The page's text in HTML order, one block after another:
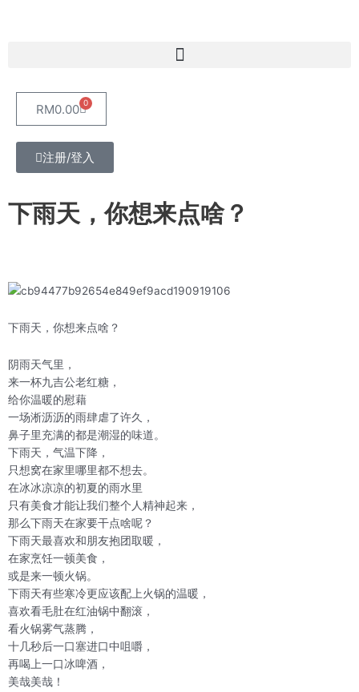
Menu
RM0.00 0Cart
注册/登入
下雨天，你想来点啥？
下雨天，你想来点啥？
阴雨天气里，
来一杯九吉公老红糖，
给你温暖的慰藉
一场淅沥沥的雨肆虐了许久，
鼻子里充满的都是潮湿的味道。
下雨天，气温下降，
只想窝在家里哪里都不想去。
在冰冰凉凉的初夏的雨水里
只有美食才能让我们整个人精神起来，
那么下雨天在家要干点啥呢？
下雨天最喜欢和朋友抱团取暖，
在家烹饪一顿美食，
或是来一顿火锅。
下雨天有些寒冷更应该配上火锅的温暖，
喜欢看毛肚在红油锅中翻滚，
看火锅雾气蒸腾，
十几秒后一口塞进口中咀嚼，
再喝上一口冰啤酒，
美哉美哉！